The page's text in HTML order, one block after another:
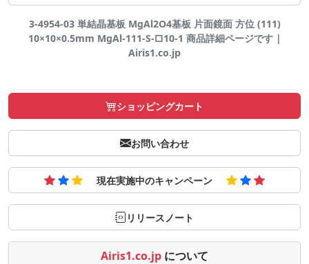
3-4954-03 単結晶基板 MgAl2O4基板 片面鏡面 方位 (111)
10×10×0.5mm MgAl-111-S-□10-1 商品詳細ページです |
Airis1.co.jp
ショッピングカート
お問い合わせ
現在実施中のキャンペーン
リリースノート
Airis1.co.jp について